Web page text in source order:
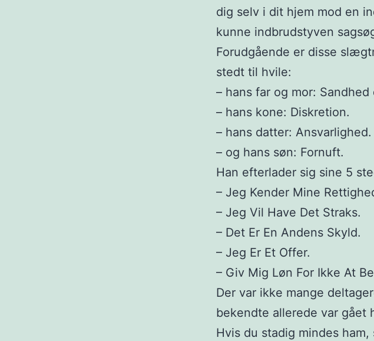
dig selv i dit hjem mod en
kunne indbrudstyven
Forudgående er disse
stedt til hvile:
– hans far og mor: Sandhed
– hans kone: Diskretion.
– hans datter: Ansvarlighed.
– og hans søn: Fornuft.
Han efterlader sig sine 5
– Jeg Kender Mine
– Jeg Vil Have Det Straks.
– Det Er En Andens Skyld.
– Jeg Er Et Offer.
– Giv Mig Løn For Ikke At
Der var ikke mange
bekendte allerede var gået
Hvis du stadig mindes